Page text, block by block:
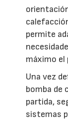
permite
máximo
Una vez
bomba de
partida,
sistemas